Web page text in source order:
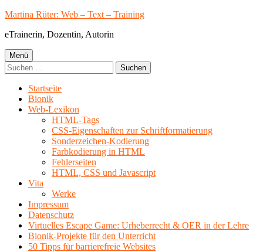
Springe
Inhalt
Martina Rüter: Web – Text – Training
eTrainerin, Dozentin, Autorin
Primäres
Menü
Menü
Suchen
nach:
Startseite
Bionik
Web-Lexikon
HTML-Tags
CSS-Eigenschaften zur Schriftformatierung
Sonderzeichen-Kodierung
Farbkodierung in HTML
Fehlerseiten
HTML, CSS und Javascript
Vita
Werke
Impressum
Datenschutz
Virtuelles Escape Game: Urheberrecht & OER in der Lehre
Bionik-Projekte für den Unterricht
50 Tipps für barrierefreie Websites